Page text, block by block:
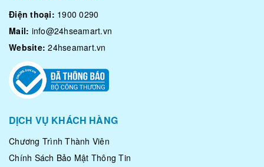
Điện thoại: 1900 0290
Mail: info@24hseamart.vn
Website: 24hseamart.vn
DỊCH VỤ KHÁCH HÀNG
Chương Trình Thành Viên
Chính Sách Bảo Mật Thông Tin